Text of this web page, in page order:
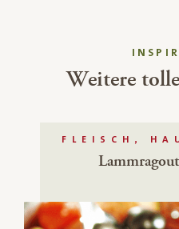
Weitere
FLEISCH,